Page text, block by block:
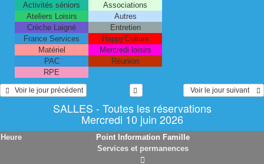
Activités séniors
Associations
Ateliers Loisirs
Autres
Crèche Laigné
Entretien
France Services
Happy'Culture
Matériel
Mercredi loisirs
PAC
Réunion
RPE
   Voir le jour précédent
  Voir le jour suivant
SALLES - Toutes les réservations
Mercredi 10 juin 2026
Heure
Point Information Famille
Services et permanences